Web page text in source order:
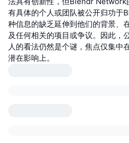
有具体的个人或团队被公开归功
种信息的缺乏延伸到他们的背景、
及任何相关的项目或争议。因此
人的看法仍然是个谜，焦点仅集中
潜在影响上。